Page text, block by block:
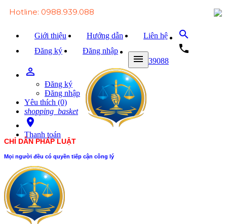
Hotline: 0988.939.088
Giới thiệu Hướng dẫn
Liên hệ
Đăng ký
Đăng nhập
search
local_phone
0988939088
person_outline
Đăng ký
Đăng nhập
Yêu thích (0)
shopping_basket
room
Thanh toán
menu
CHỈ DẪN PHÁP LUẬT
Mọi người đều có quyền tiếp cận công lý
Trang chủ
Văn bản Luật
Văn bản Đảng
Tài liệu
Hỏi - đáp
Trao đổi
Tin tức